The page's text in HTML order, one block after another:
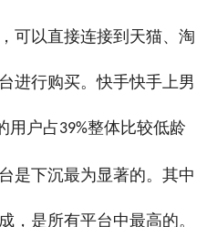
可以直接连接到天猫、淘
进行购买。快手快手上男
用户占39%整体比较低龄
是下沉最为显著的。其中
，是所有平台中最高的。